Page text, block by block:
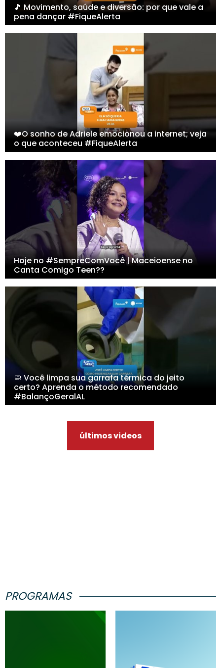
🎵 Movimento, saúde e diversão: por que vale a
pena dançar #FiqueAlerta
❤️O sonho de Adriele emocionou a internet; veja
o que aconteceu #FiqueAlerta
Hoje no #SempreComVocê | Maceioense no
Canta Comigo Teen??
🧼 Você limpa sua garrafa térmica do jeito
certo? Aprenda o método recomendado
#BalançoGeralAL
últimos videos
PROGRAMAS